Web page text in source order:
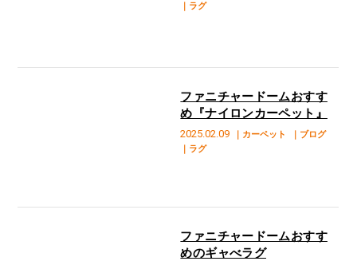
｜ラグ
2025.02.09 ｜カーペット
｜ブログ
｜ラグ
ファニチャードームおすす
め『ナイロンカーペット』
ファニチャードームおすす
めのギャべラグ